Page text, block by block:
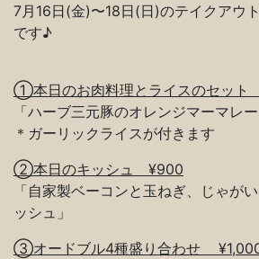
7月16日(金)〜18日(日)のテイクアウ
です♪
①本日のお肉料理とライスのセット
「ハーブ三元豚のオレンジマーマレー
＊ガーリックライスが付きます
②本日のキッシュ ¥900
「自家製ベーコンと玉ねぎ、じゃが
ッシュ」
③オードブル4種盛り合わせ